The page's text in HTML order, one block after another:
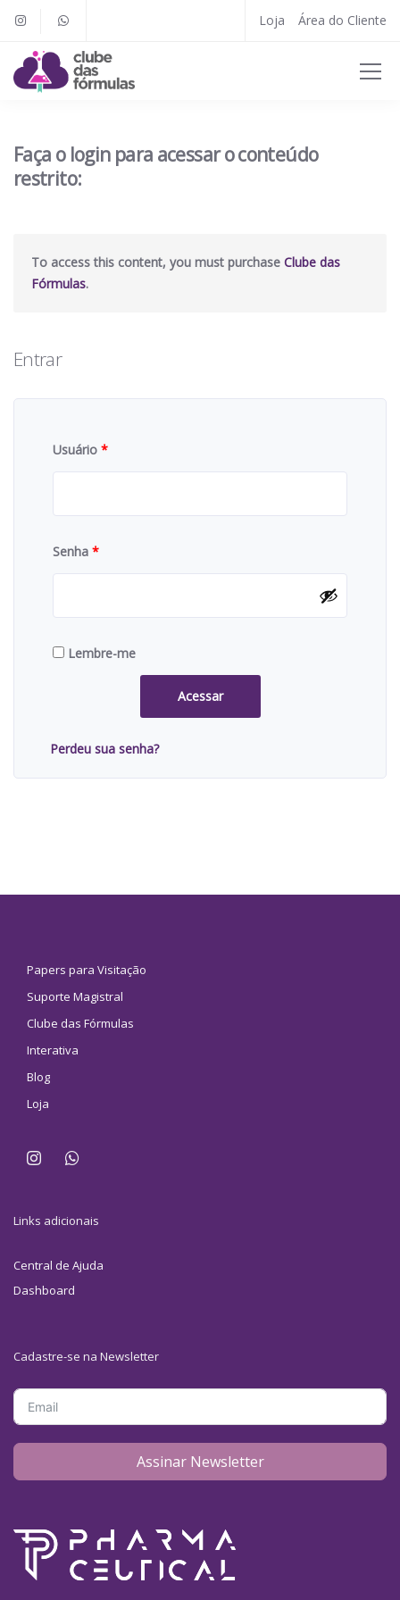
Loja Área do Cliente
Faça o login para acessar o conteúdo
restrito:
To access this content, you must purchase Clube das
Fórmulas.
Entrar
Usuário *
Senha *
Lembre-me
Acessar
Perdeu sua senha?
Papers para Visitação
Suporte Magistral
Clube das Fórmulas
Interativa
Blog
Loja
Links adicionais
Central de Ajuda
Dashboard
Cadastre-se na Newsletter
Assinar Newsletter